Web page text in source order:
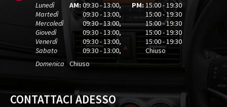
Lunedì AM: 09:30 - 13:00, PM:15:00 - 19:30
Martedì
09:30 - 13:00,
15:00 - 19:30
Mercoledì
09:30 - 13:00,
15:00 - 19:30
Giovedì
09:30 - 13:00,
15:00 - 19:30
Venerdì
09:30 - 13:00,
15:00 - 19:30
Sabato
09:30 - 13:00,
Chiuso
Domenica
Chiuso
CONTATTACI ADESSO